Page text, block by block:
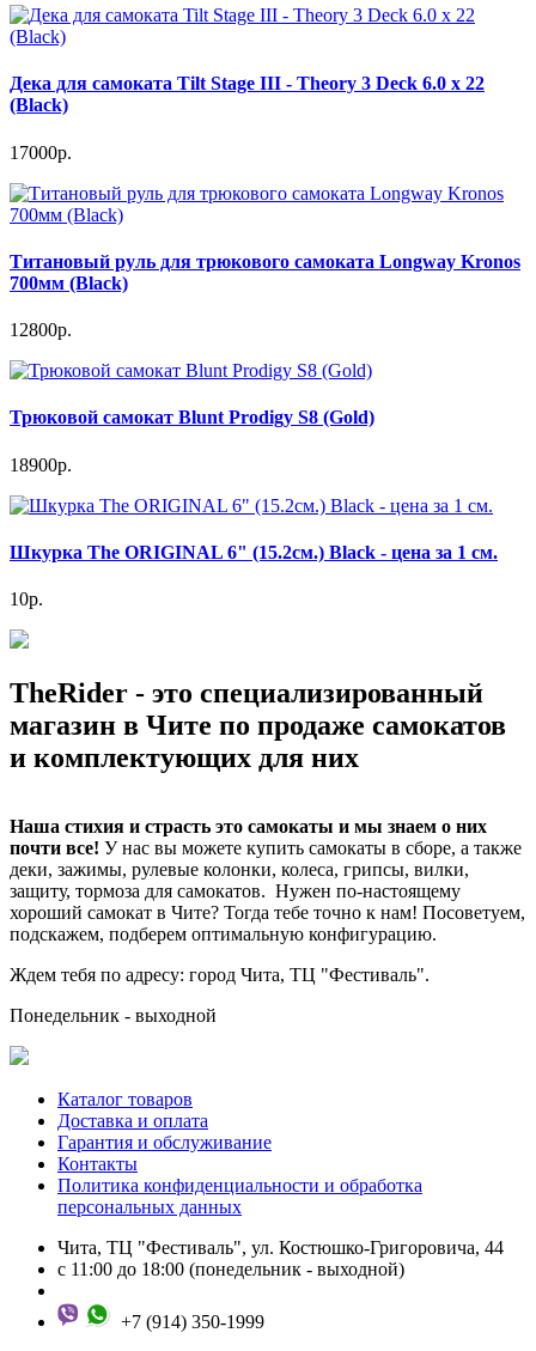
Дека для самоката Tilt Stage III - Theory 3 Deck 6.0 x 22
(Black)
17000р.
Титановый руль для трюкового самоката Longway Kronos
700мм (Black)
12800р.
Трюковой самокат Blunt Prodigy S8 (Gold)
18900р.
Шкурка The ORIGINAL 6" (15.2см.) Black - цена за 1 см.
10р.
TheRider - это специализированный
магазин в Чите по продаже самокатов
и комплектующих для них
Наша стихия и страсть это самокаты и мы знаем о них
почти все! У нас вы можете купить самокаты в сборе, а также
деки, зажимы, рулевые колонки, колеса, грипсы, вилки,
защиту, тормоза для самокатов. Нужен по-настоящему
хороший самокат в Чите? Тогда тебе точно к нам! Посоветуем,
подскажем, подберем оптимальную конфигурацию.
Ждем тебя по адресу: город Чита, ТЦ "Фестиваль".
Понедельник - выходной
Каталог товаров
Доставка и оплата
Гарантия и обслуживание
Контакты
Политика конфиденциальности и обработка
персональных данных
Чита, ТЦ "Фестиваль", ул. Костюшко-Григоровича, 44
с 11:00 до 18:00 (понедельник - выходной)
+7 (914) 350-1999